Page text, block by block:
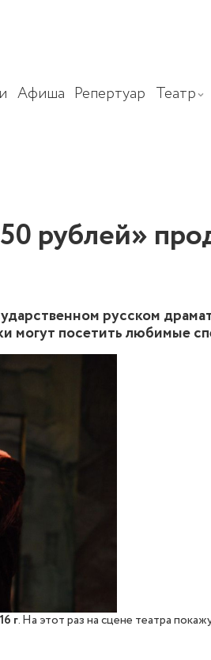
Афиша Репертуар Театр
рублей»
русском
могут посетить любимые
г.На этот раз на сцене театра